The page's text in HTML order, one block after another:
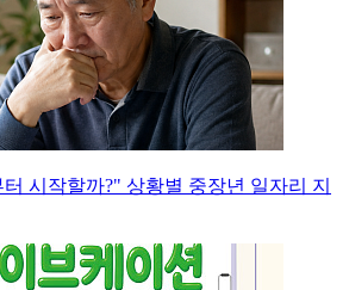
시작할까?" 상황별 중장년 일자리 지